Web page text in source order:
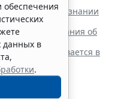
при признании
информирования об
СПОТ учитывается в
обеспечения
данных в
.